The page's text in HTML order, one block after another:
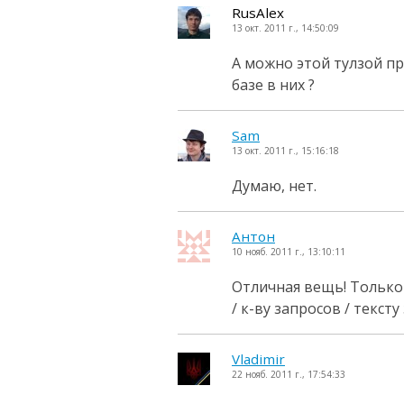
RusAlex
13 окт. 2011 г., 14:50:09
А можно этой тулзой
базе в них ?
Sam
13 окт. 2011 г., 15:16:18
Думаю, нет.
Антон
10 нояб. 2011 г., 13:10:11
Отличная вещь!
/ к-ву запросов / тексту
Vladimir
22 нояб. 2011 г., 17:54:33